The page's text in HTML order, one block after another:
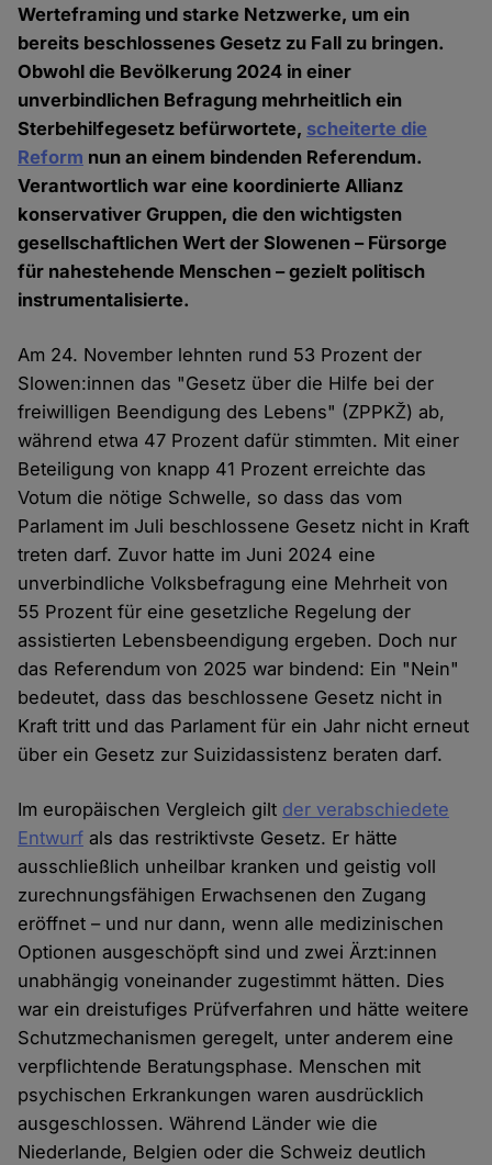
Werteframing und starke Netzwerke, um ein
bereits beschlossenes Gesetz zu Fall zu bringen.
Obwohl die Bevölkerung 2024 in einer
unverbindlichen Befragung mehrheitlich ein
Sterbehilfegesetz befürwortete, scheiterte die
Reform nun an einem bindenden Referendum.
Verantwortlich war eine koordinierte Allianz
konservativer Gruppen, die den wichtigsten
gesellschaftlichen Wert der Slowenen – Fürsorge
für nahestehende Menschen – gezielt politisch
instrumentalisierte.
Am 24. November lehnten rund 53 Prozent der
Slowen:innen das "Gesetz über die Hilfe bei der
freiwilligen Beendigung des Lebens" (ZPPKŽ) ab,
während etwa 47 Prozent dafür stimmten. Mit einer
Beteiligung von knapp 41 Prozent erreichte das
Votum die nötige Schwelle, so dass das vom
Parlament im Juli beschlossene Gesetz nicht in Kraft
treten darf. Zuvor hatte im Juni 2024 eine
unverbindliche Volksbefragung eine Mehrheit von
55 Prozent für eine gesetzliche Regelung der
assistierten Lebensbeendigung ergeben. Doch nur
das Referendum von 2025 war bindend: Ein "Nein"
bedeutet, dass das beschlossene Gesetz nicht in
Kraft tritt und das Parlament für ein Jahr nicht erneut
über ein Gesetz zur Suizidassistenz beraten darf.
Im europäischen Vergleich gilt der verabschiedete
Entwurf als das restriktivste Gesetz. Er hätte
ausschließlich unheilbar kranken und geistig voll
zurechnungsfähigen Erwachsenen den Zugang
eröffnet – und nur dann, wenn alle medizinischen
Optionen ausgeschöpft sind und zwei Ärzt:innen
unabhängig voneinander zugestimmt hätten. Dies
war ein dreistufiges Prüfverfahren und hätte weitere
Schutzmechanismen geregelt, unter anderem eine
verpflichtende Beratungsphase. Menschen mit
psychischen Erkrankungen waren ausdrücklich
ausgeschlossen. Während Länder wie die
Niederlande, Belgien oder die Schweiz deutlich